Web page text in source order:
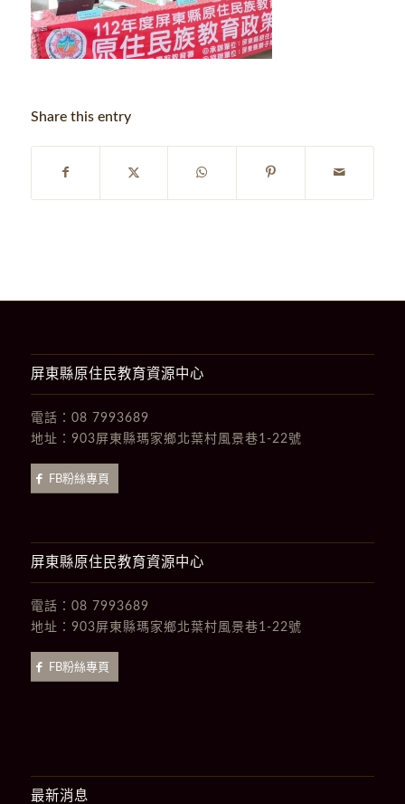
Share this entry
屏東縣原住民教育資源中心
電話： 08 7993689
地址： 903屏東縣瑪家鄉北葉村風景巷1-22號
FB粉絲專頁
屏東縣原住民教育資源中心
電話： 08 7993689
地址： 903屏東縣瑪家鄉北葉村風景巷1-22號
FB粉絲專頁
最新消息